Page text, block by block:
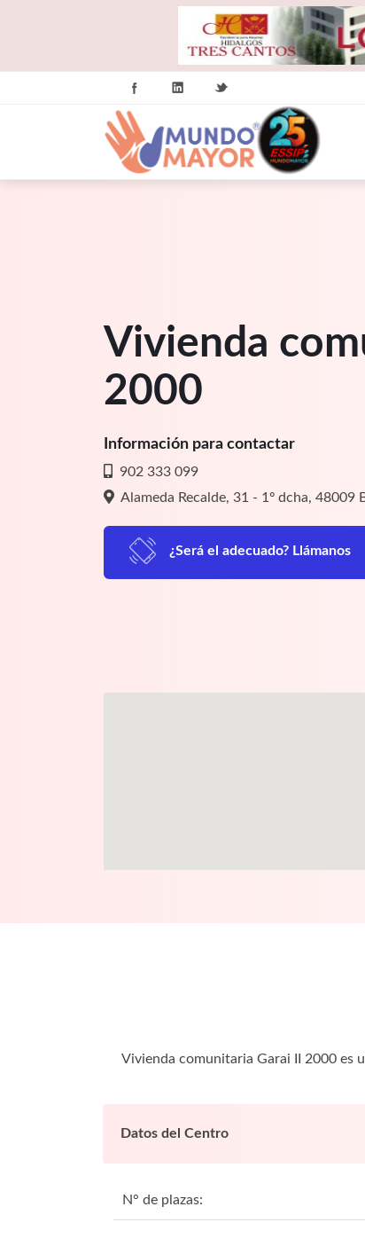
Vivienda
2000
Información para contactar
902 333 099
Alameda Recalde, 31 - 1º dcha, 48009
¿Será el adecuado? Llámanos
Vivienda comunitaria Garai II 2000 es
Datos del Centro
N° de plazas: